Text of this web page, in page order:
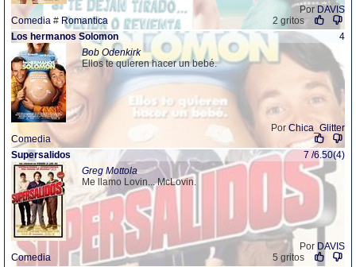
Por DAVIS
Comedia # Romantica
2 gritos
Los hermanos Solomon
4
Bob Odenkirk
Ellos te quieren hacer un bebé.
Por Chica_Glitter
Comedia
Supersalidos
7 /6.50(4)
Greg Mottola
Me llamo Lovin... McLovin.
Por DAVIS
Comedia
5 gritos